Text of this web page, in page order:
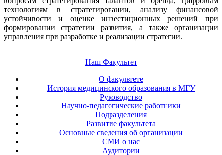
технологиям в стратегировании, анализу финансовой
устойчивости и оценке инвестиционных решений при
формировании стратегии развития, а также организации
управления при разработке и реализации стратегии.
Наш Факультет
О факультете
История медицинского образования в МГУ
Руководство
Научно-педагогические работники
Подразделения
Развитие факультета
Основные сведения об организации
СМИ о нас
Аудитории